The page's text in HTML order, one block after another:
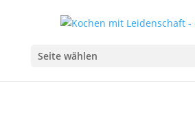
Seite wählen